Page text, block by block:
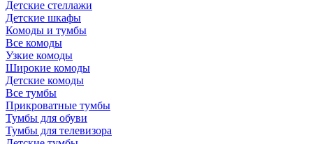
Детские стеллажи
Детские шкафы
Комоды и тумбы
Все комоды
Узкие комоды
Широкие комоды
Детские комоды
Все тумбы
Прикроватные тумбы
Тумбы для обуви
Тумбы для телевизора